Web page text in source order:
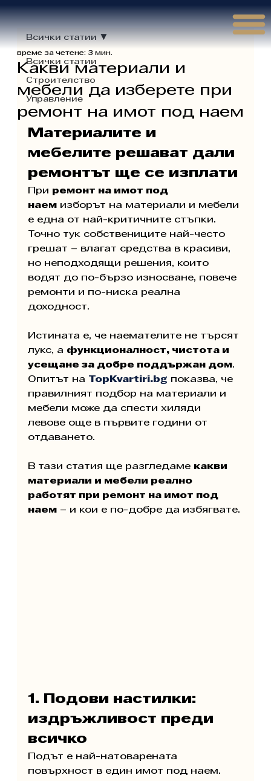
Всички статии
Строителство
Управление
Всички статии
Какви материали и
мебели да изберете при
ремонт на имот под наем
време за четене: 3 мин.
Материалите и
мебелите решават дали
ремонтът ще се изплати
При ремонт на имот под
наем изборът на материали и мебели
е една от най-критичните стъпки.
Точно тук собствениците най-често
грешат – влагат средства в красиви,
но неподходящи решения, които
водят до по-бързо износване, повече
ремонти и по-ниска реална
доходност.
Истината е, че наемателите не търсят
лукс, а функционалност, чистота и
усещане за добре поддържан дом.
Опитът на
TopKvartiri.bg показва, че
правилният подбор на материали и
мебели може да спести хиляди
левове още в първите години от
отдаването.
В тази статия ще разгледаме какви
материали и мебели реално
работят при ремонт на имот под
наем – и кои е по-добре да избягвате.
1. Подови настилки:
издръжливост преди
всичко
Подът е най-натоварената
повърхност в един имот под наем.